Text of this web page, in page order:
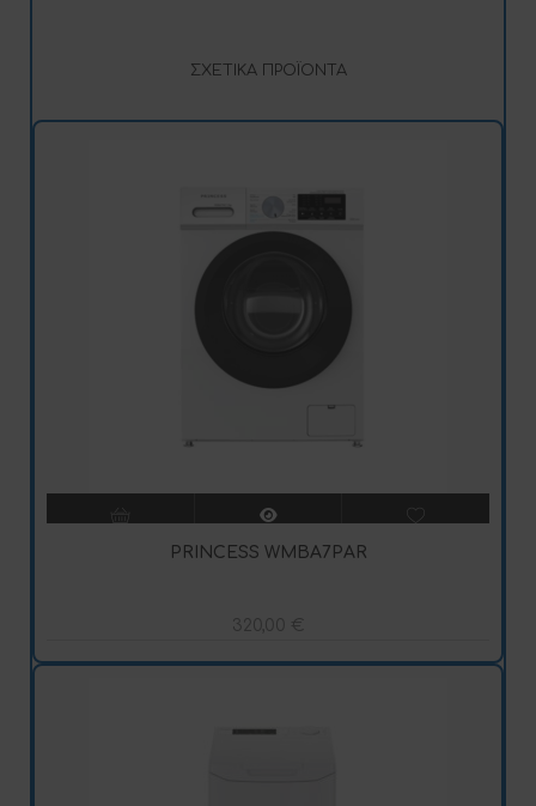
ΣΧΕΤΙΚΆ ΠΡΟΪΌΝΤΑ
PRINCESS WMBA7PAR
320,00 €